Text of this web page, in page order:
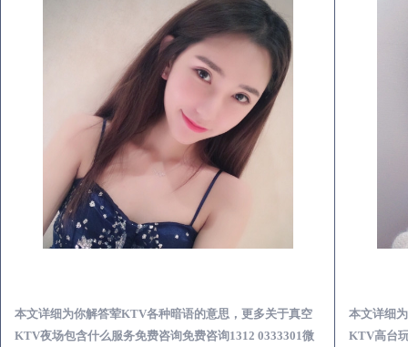
本文详细为你解答荤KTV各种暗语的意思，更多关于真空
KTV夜场包含什么服务免费咨询免费咨询1312 0333301微
本文详细
KTV高台